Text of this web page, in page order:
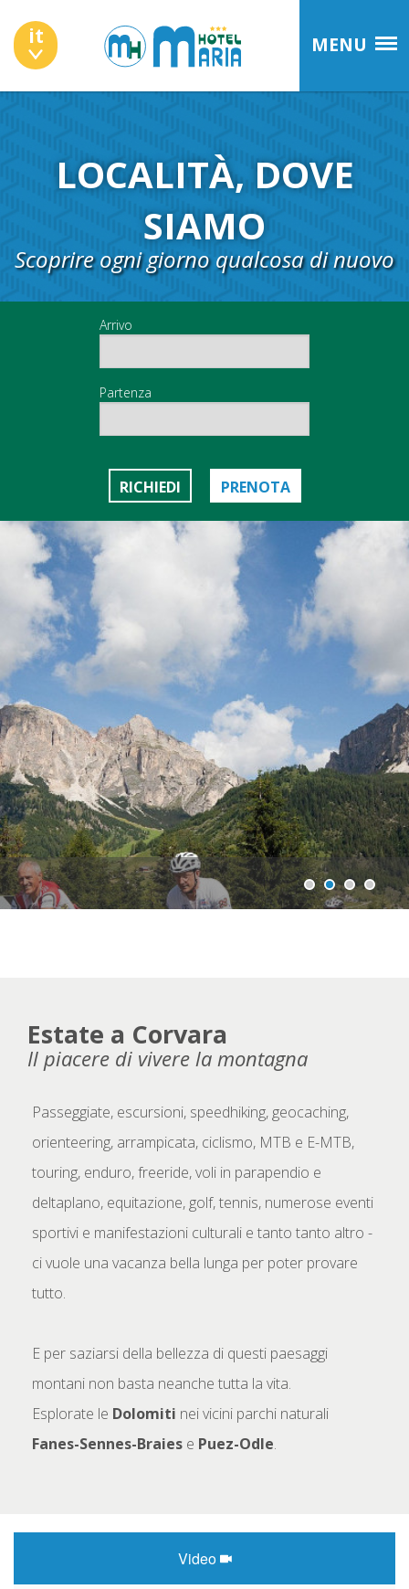
it MENU
LOCALITÀ, DOVE
SIAMO
Scoprire ogni giorno qualcosa di nuovo
Arrivo
Partenza
RICHIEDI PRENOTA
Estate a Corvara
Il piacere di vivere la montagna
Passeggiate, escursioni, speedhiking, geocaching,
orienteering, arrampicata, ciclismo, MTB e E-MTB,
touring, enduro, freeride, voli in parapendio e
deltaplano, equitazione, golf, tennis, numerose eventi
sportivi e manifestazioni culturali e tanto tanto altro -
ci vuole una vacanza bella lunga per poter provare
tutto.
E per saziarsi della bellezza di questi paesaggi
montani non basta neanche tutta la vita.
Esplorate le Dolomiti nei vicini parchi naturali
Fanes-Sennes-Braies e Puez-Odle.
Video